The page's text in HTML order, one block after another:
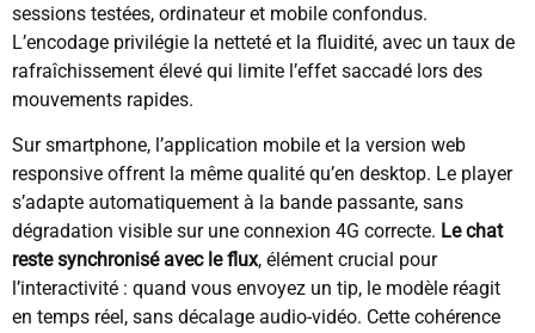
sessions testées, ordinateur et mobile confondus.
L’encodage privilégie la netteté et la fluidité, avec un taux de
rafraîchissement élevé qui limite l’effet saccadé lors des
mouvements rapides.
Sur smartphone, l’application mobile et la version web
responsive offrent la même qualité qu’en desktop. Le player
s’adapte automatiquement à la bande passante, sans
dégradation visible sur une connexion 4G correcte. Le chat
reste synchronisé avec le flux, élément crucial pour
l’interactivité : quand vous envoyez un tip, le modèle réagit
en temps réel, sans décalage audio-vidéo. Cette cohérence